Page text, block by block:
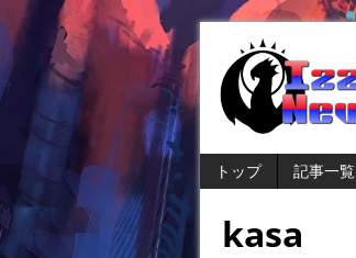
トップ 記事一覧
kasa